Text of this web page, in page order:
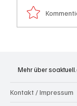
aufrütteln
Mehr über
Kontakt / Impressum